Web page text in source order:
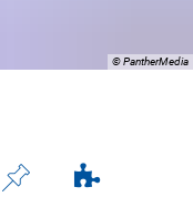
© PantherMedia